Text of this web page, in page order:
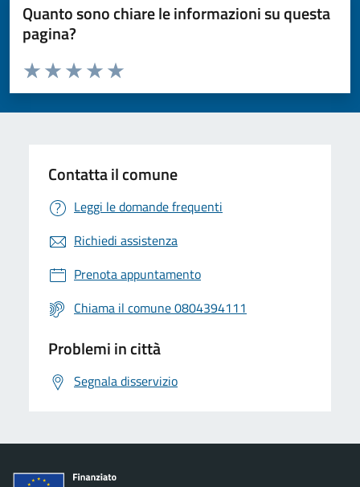
Quanto sono chiare le informazioni su questa
pagina?
Valuta da 1 a 5 stelle la pagina
Valuta 5 stelle su 5
Valuta 4 stelle su 5
Valuta 3 stelle su 5
Valuta 2 stelle su 5
Valuta 1 stelle su 5
Contatta il comune
Leggi le domande frequenti
Richiedi assistenza
Prenota appuntamento
Chiama il comune 0804394111
Problemi in città
Segnala disservizio